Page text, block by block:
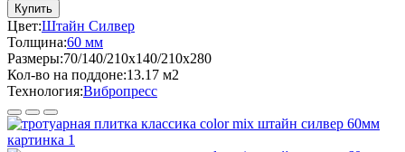
Купить
Цвет:Штайн Силвер
Толщина:60 мм
Размеры:70/140/210x140/210x280
Кол-во на поддоне:13.17 м2
Технология:Вибропресс